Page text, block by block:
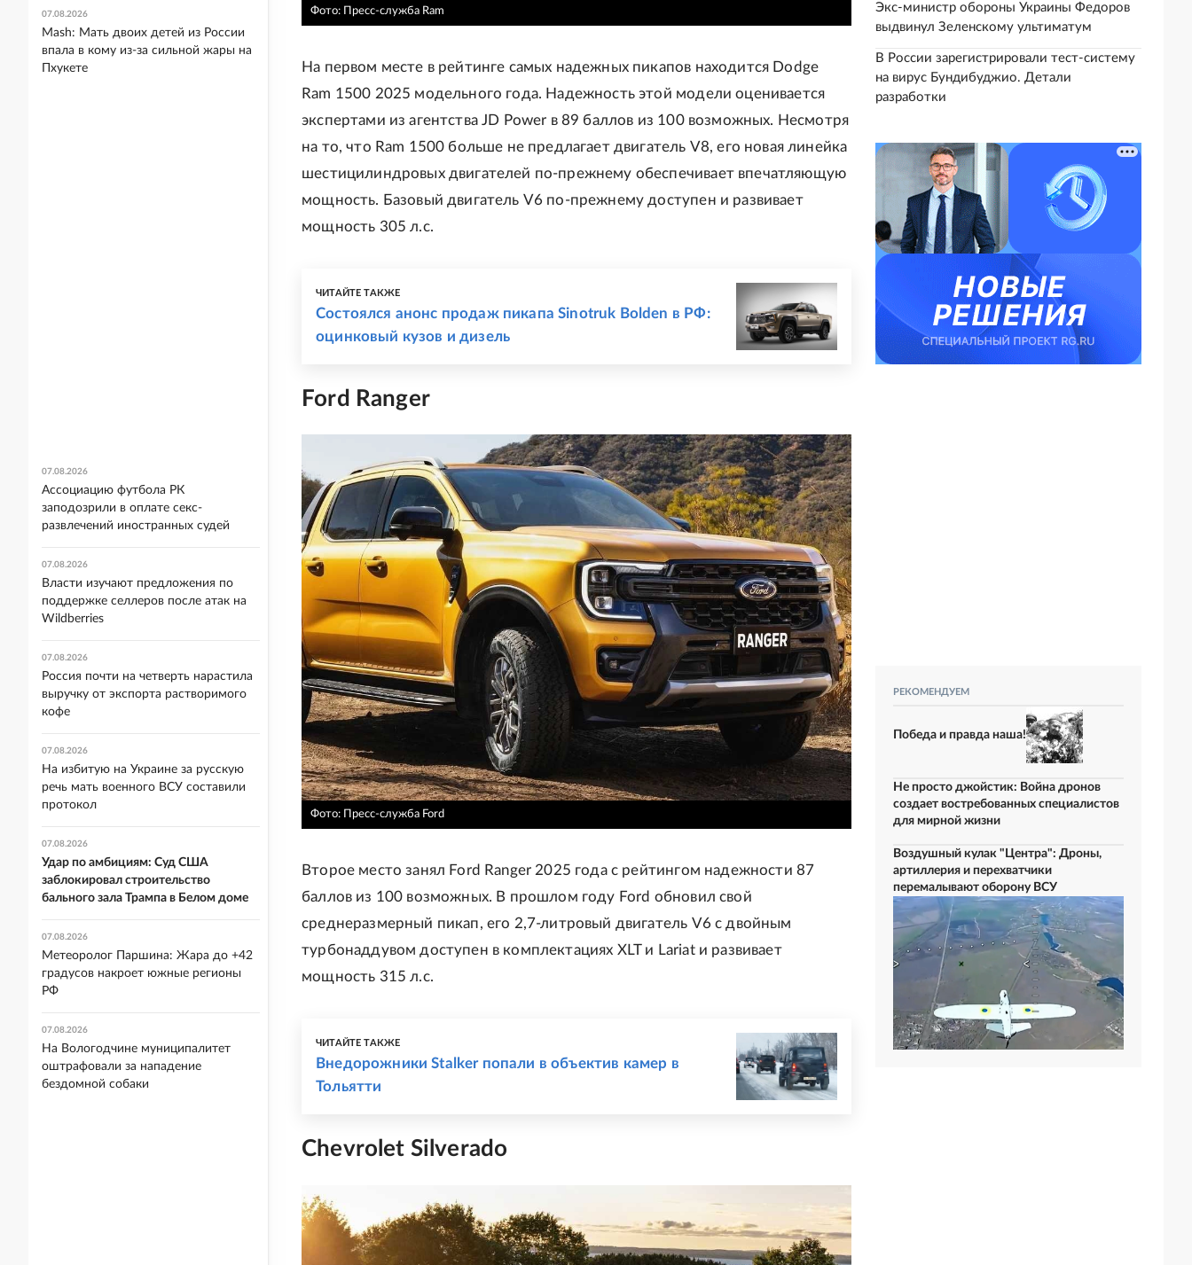
Фото: Пресс-служба Ram
На первом месте в рейтинге самых надежных пикапов находится Dodge
Ram 1500 2025 модельного года. Надежность этой модели оценивается
экспертами из агентства JD Power в 89 баллов из 100 возможных. Несмотря
на то, что Ram 1500 больше не предлагает двигатель V8, его новая линейка
шестицилиндровых двигателей по-прежнему обеспечивает впечатляющую
мощность. Базовый двигатель V6 по-прежнему доступен и развивает
мощность 305 л.с.
ЧИТАЙТЕ ТАКЖЕ
Состоялся анонс продаж пикапа Sinotruk Bolden в РФ:
оцинковый кузов и дизель
Ford Ranger
Фото: Пресс-служба Ford
Второе место занял Ford Ranger 2025 года с рейтингом надежности 87
баллов из 100 возможных. В прошлом году Ford обновил свой
среднеразмерный пикап, его 2,7-литровый двигатель V6 с двойным
турбонаддувом доступен в комплектациях XLT и Lariat и развивает
мощность 315 л.с.
ЧИТАЙТЕ ТАКЖЕ
Внедорожники Stalker попали в объектив камер в
Тольятти
Chevrolet Silverado
Экс-министр обороны Украины Федоров
выдвинул Зеленскому ультиматум
В России зарегистрировали тест-систему
на вирус Бундибуджио. Детали
разработки
РЕКОМЕНДУЕМ
Победа и правда наша!
Не просто джойстик: Война дронов
создает востребованных специалистов
для мирной жизни
Воздушный кулак "Центра": Дроны,
артиллерия и перехватчики
перемалывают оборону ВСУ
07.08.2026
Mash: Мать двоих детей из России
впала в кому из-за сильной жары на
Пхукете
07.08.2026
Ассоциацию футбола РК
заподозрили в оплате секс-
развлечений иностранных судей
07.08.2026
Власти изучают предложения по
поддержке селлеров после атак на
Wildberries
07.08.2026
Россия почти на четверть нарастила
выручку от экспорта растворимого
кофе
07.08.2026
На избитую на Украине за русскую
речь мать военного ВСУ составили
протокол
07.08.2026
Удар по амбициям: Суд США
заблокировал строительство
бального зала Трампа в Белом доме
07.08.2026
Метеоролог Паршина: Жара до +42
градусов накроет южные регионы
РФ
07.08.2026
На Вологодчине муниципалитет
оштрафовали за нападение
бездомной собаки